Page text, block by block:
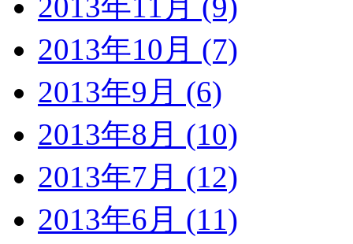
2013年10月 (7)
2013年9月 (6)
2013年8月 (10)
2013年7月 (12)
2013年6月 (11)